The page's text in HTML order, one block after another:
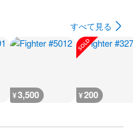
すべて見る
¥3,500 ¥200